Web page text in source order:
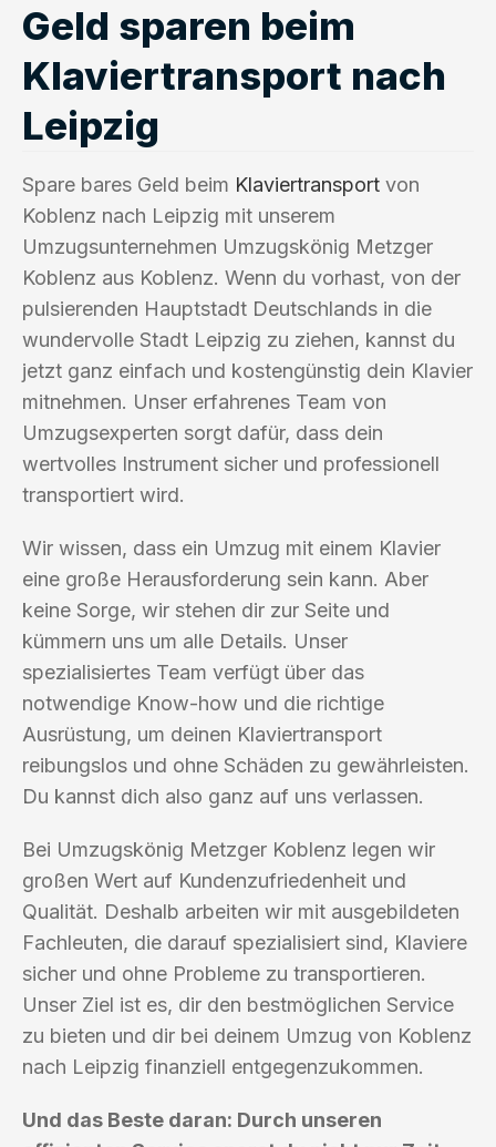
Geld sparen beim
Klaviertransport nach
Leipzig
Spare bares Geld beim Klaviertransport von
Koblenz nach Leipzig mit unserem
Umzugsunternehmen Umzugskönig Metzger
Koblenz aus Koblenz. Wenn du vorhast, von der
pulsierenden Hauptstadt Deutschlands in die
wundervolle Stadt Leipzig zu ziehen, kannst du
jetzt ganz einfach und kostengünstig dein Klavier
mitnehmen. Unser erfahrenes Team von
Umzugsexperten sorgt dafür, dass dein
wertvolles Instrument sicher und professionell
transportiert wird.
Wir wissen, dass ein Umzug mit einem Klavier
eine große Herausforderung sein kann. Aber
keine Sorge, wir stehen dir zur Seite und
kümmern uns um alle Details. Unser
spezialisiertes Team verfügt über das
notwendige Know-how und die richtige
Ausrüstung, um deinen Klaviertransport
reibungslos und ohne Schäden zu gewährleisten.
Du kannst dich also ganz auf uns verlassen.
Bei Umzugskönig Metzger Koblenz legen wir
großen Wert auf Kundenzufriedenheit und
Qualität. Deshalb arbeiten wir mit ausgebildeten
Fachleuten, die darauf spezialisiert sind, Klaviere
sicher und ohne Probleme zu transportieren.
Unser Ziel ist es, dir den bestmöglichen Service
zu bieten und dir bei deinem Umzug von Koblenz
nach Leipzig finanziell entgegenzukommen.
Und das Beste daran: Durch unseren